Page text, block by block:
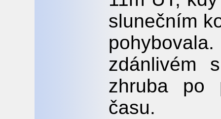
slunečním
zdánlivém
zhruba po
času.